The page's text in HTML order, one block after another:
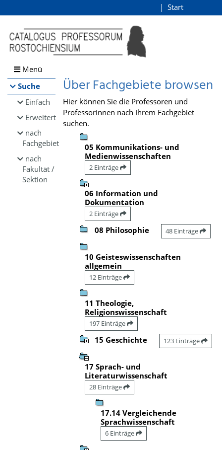
Browsen
direkt zum Inhalt
Start
Menü
Suche
Einfach
Erweitert
nach
Fachgebiet
nach
Fakultät /
Sektion
Über Fachgebiete browsen
Hier können Sie die Professoren und
Professorinnen nach Ihrem Fachgebiet
suchen.
05 Kommunikations- und
Medienwissenschaften
2 Einträge
06 Information und
Dokumentation
2 Einträge
08 Philosophie 48 Einträge
10 Geisteswissenschaften
allgemein
12 Einträge
11 Theologie,
Religionswissenschaft
197 Einträge
15 Geschichte 123 Einträge
17 Sprach- und
Literaturwissenschaft
28 Einträge
17.14 Vergleichende
Sprachwissenschaft
6 Einträge